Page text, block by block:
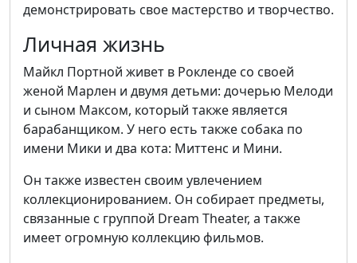
демонстрировать свое мастерство и творчество.
Личная жизнь
Майкл Портной живет в Рокленде со своей
женой Марлен и двумя детьми: дочерью Мелоди
и сыном Максом, который также является
барабанщиком. У него есть также собака по
имени Мики и два кота: Миттенс и Мини.
Он также известен своим увлечением
коллекционированием. Он собирает предметы,
связанные с группой Dream Theater, а также
имеет огромную коллекцию фильмов.